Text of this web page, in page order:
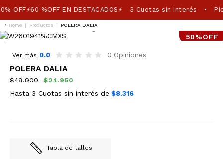
OFF⚡60 %OFF EN DESTACADOS⚡ 3 Cuotas sin interés •
Home | Productos | POLERA DALIA
50%OFF
Ver más 0.0 0 Opiniones
POLERA DALIA
$49.900 $24.950
Hasta 3 Cuotas sin interés de $8.316
Tabla de talles